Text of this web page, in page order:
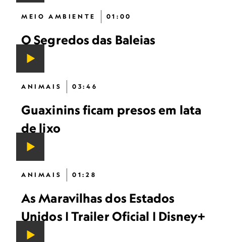
MEIO AMBIENTE 01:00
O Segredos das Baleias
ANIMAIS 03:46
Guaxinins ficam presos em lata
de lixo
ANIMAIS 01:28
As Maravilhas dos Estados
Unidos | Trailer Oficial | Disney+